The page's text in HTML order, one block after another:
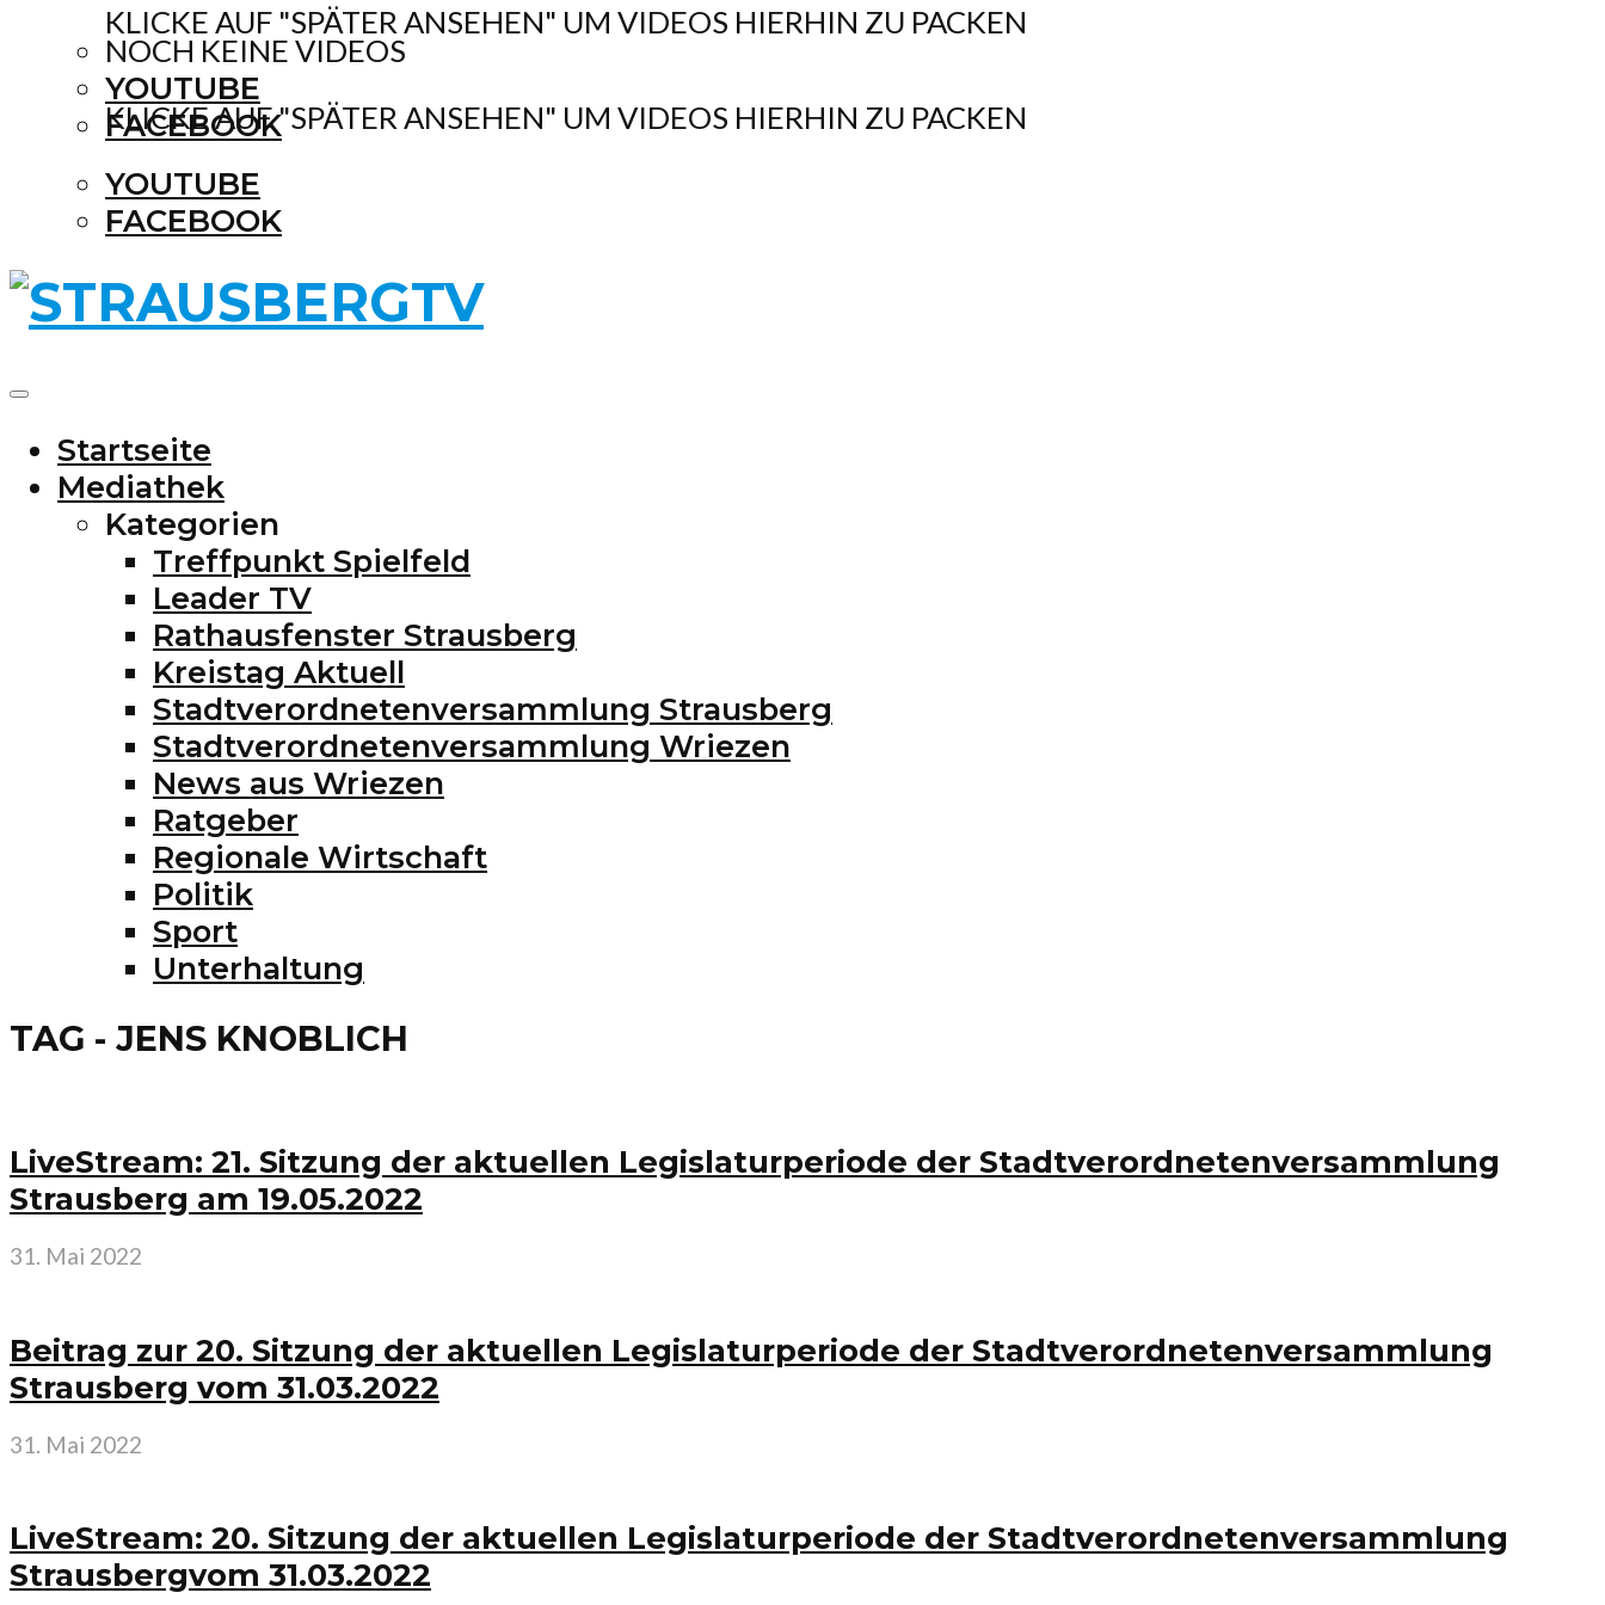
KLICKE AUF "SPÄTER ANSEHEN" UM VIDEOS HIERHIN ZU PACKEN
YOUTUBE
FACEBOOK
NOCH KEINE VIDEOS
KLICKE AUF "SPÄTER ANSEHEN" UM VIDEOS HIERHIN ZU PACKEN
YOUTUBE
FACEBOOK
Startseite
Mediathek
Kategorien
Treffpunkt Spielfeld
Leader TV
Rathausfenster Strausberg
Kreistag Aktuell
Stadtverordnetenversammlung Strausberg
Stadtverordnetenversammlung Wriezen
News aus Wriezen
Ratgeber
Regionale Wirtschaft
Politik
Sport
Unterhaltung
TAG - JENS KNOBLICH
LiveStream: 21. Sitzung der aktuellen Legislaturperiode der Stadtverordnetenversammlung
Strausberg am 19.05.2022
31. Mai 2022
Beitrag zur 20. Sitzung der aktuellen Legislaturperiode der Stadtverordnetenversammlung
Strausberg vom 31.03.2022
31. Mai 2022
LiveStream: 20. Sitzung der aktuellen Legislaturperiode der Stadtverordnetenversammlung
Strausbergvom 31.03.2022